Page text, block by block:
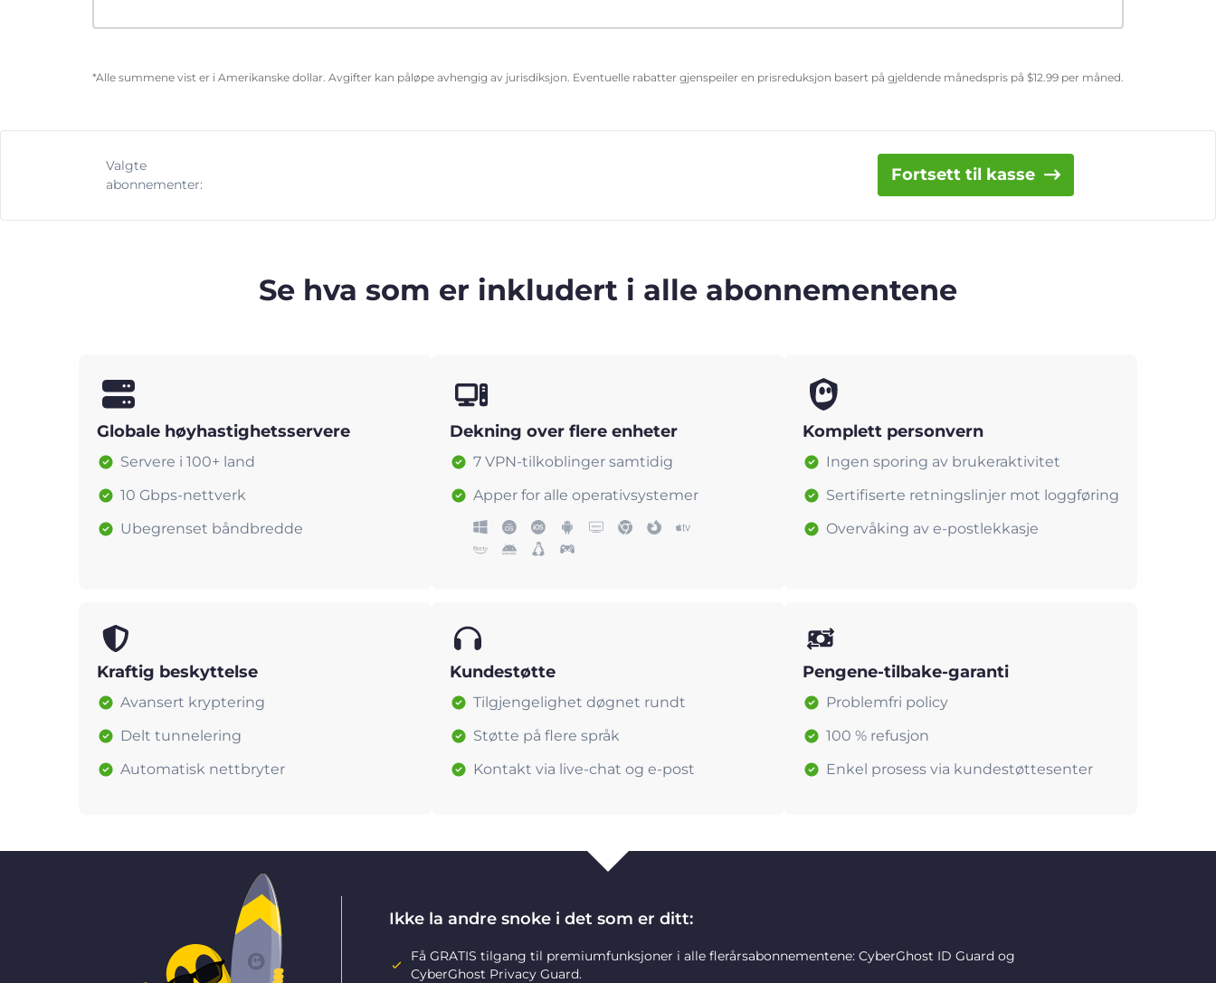
*Alle summene vist er i Amerikanske dollar. Avgifter kan påløpe avhengig av jurisdiksjon. Eventuelle rabatter gjenspeiler en prisreduksjon basert på gjeldende månedspris på $12.99 per måned.
Valgte
abonnementer:
Fortsett til kasse
Se hva som er inkludert i alle abonnementene
Globale høyhastighetsservere
Servere i 100+ land
10 Gbps-nettverk
Ubegrenset båndbredde
Dekning over flere enheter
7 VPN-tilkoblinger samtidig
Apper for alle operativsystemer
Komplett personvern
Ingen sporing av brukeraktivitet
Sertifiserte retningslinjer mot loggføring
Overvåking av e-postlekkasje
Kraftig beskyttelse
Avansert kryptering
Delt tunnelering
Automatisk nettbryter
Kundestøtte
Tilgjengelighet døgnet rundt
Støtte på flere språk
Kontakt via live-chat og e-post
Pengene-tilbake-garanti
Problemfri policy
100 % refusjon
Enkel prosess via kundestøttesenter
Ikke la andre snoke i det som er ditt:
Få GRATIS tilgang til premiumfunksjoner i alle flerårsabonnementene: CyberGhost ID Guard og
CyberGhost Privacy Guard.